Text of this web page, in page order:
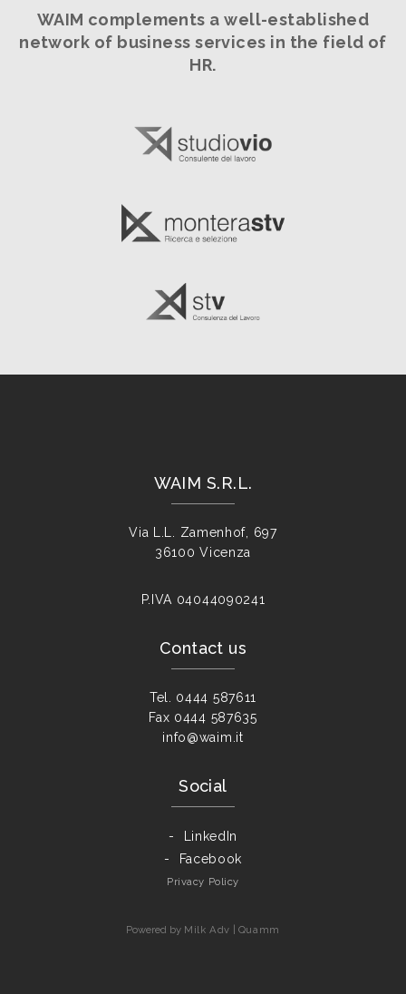
WAIM complements a well-established
network of business services in the field of
HR.
WAIM S.R.L.
Via L.L. Zamenhof, 697
36100 Vicenza
P.IVA 04044090241
Contact us
Tel. 0444 587611
Fax 0444 587635
info@waim.it
Social
LinkedIn
Facebook
Privacy Policy
Powered by Milk Adv Quamm